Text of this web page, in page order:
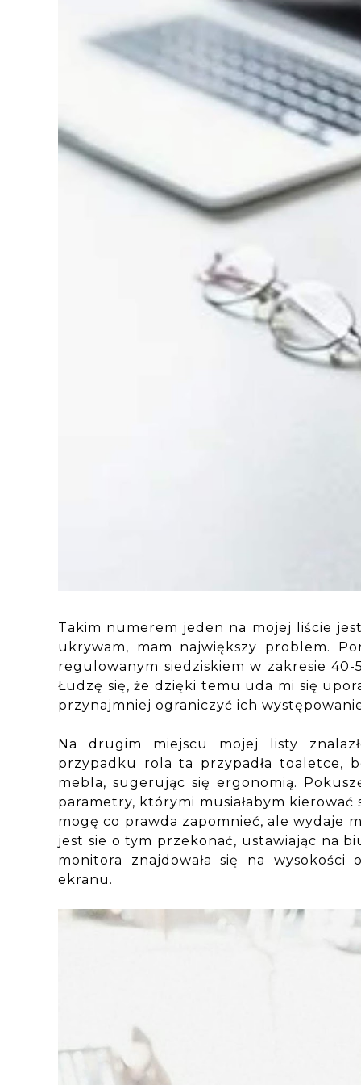
Takim numerem jeden na mojej liście
ukrywam, mam największy problem.
regulowanym siedziskiem w zakresie
Łudzę się, że dzięki temu uda mi się
przynajmniej ograniczyć ich
Na drugim miejscu mojej listy
przypadku rola ta przypadła toaletce,
mebla, sugerując się ergonomią.
parametry, którymi musiałabym
mogę co prawda zapomnieć, ale wydaje
jest sie o tym przekonać, ustawiając na
monitora znajdowała się na
ekranu.